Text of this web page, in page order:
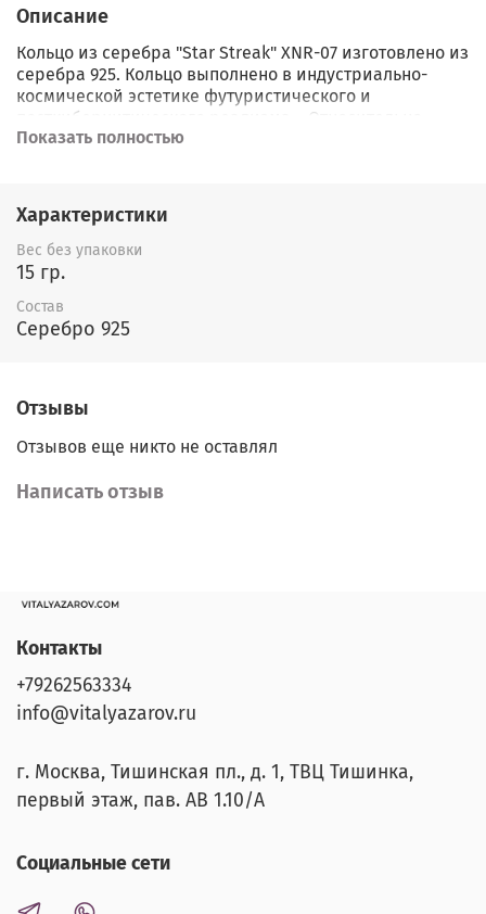
Описание
Кольцо из серебра "Star Streak" XNR-07 изготовлено из
серебра 925. Кольцо выполнено в индустриально-
космической эстетике футуристического и
посткибернитического реализма.. Относительно
небольшой вес изделия и жесткость конструкции.
гладким поверхностям кольца, возможна красивая
персонализация лазером (дополнительная оплата,
зависит от сложности 1-2тр). Например, красиво будет
смотреться дата рождения и координаты геолокации
Одним из главных достоинств кольца является
Абстрактные и геометрические формы, новые
параметрических стилях, оптические вставки,
фантастические цвета, а также новые авторские
Показать полностью
Характеристики
Вес без упаковки
15 гр.
Состав
Серебро 925
Отзывы
Отзывов еще никто не оставлял
Написать отзыв
Контакты
+79262563334
info@vitalyazarov.ru
г. Москва, Тишинская пл., д. 1, ТВЦ Тишинка,
первый этаж, пав. АВ 1.10/A
Социальные сети